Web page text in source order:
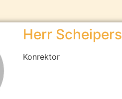
Herr Scheipers
Konrektor